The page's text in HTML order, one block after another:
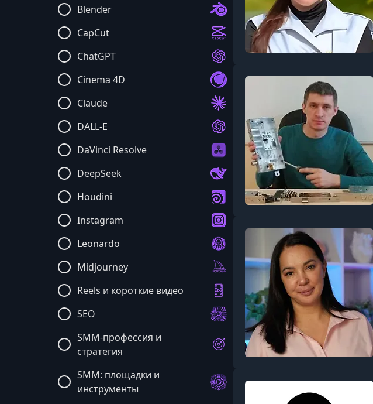
Blender
CapCut
ChatGPT
Cinema 4D
Claude
DALL-E
DaVinci Resolve
DeepSeek
Houdini
Instagram
Leonardo
Midjourney
Reels и короткие видео
SEO
SMM-профессия и
стратегия
SMM: площадки и
инструменты